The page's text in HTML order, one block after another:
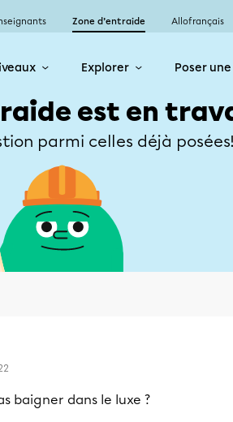
Zone d’entraide Allofrançais
Explorer Poser
est en
parmi celles déjà
baigner dans le luxe ?